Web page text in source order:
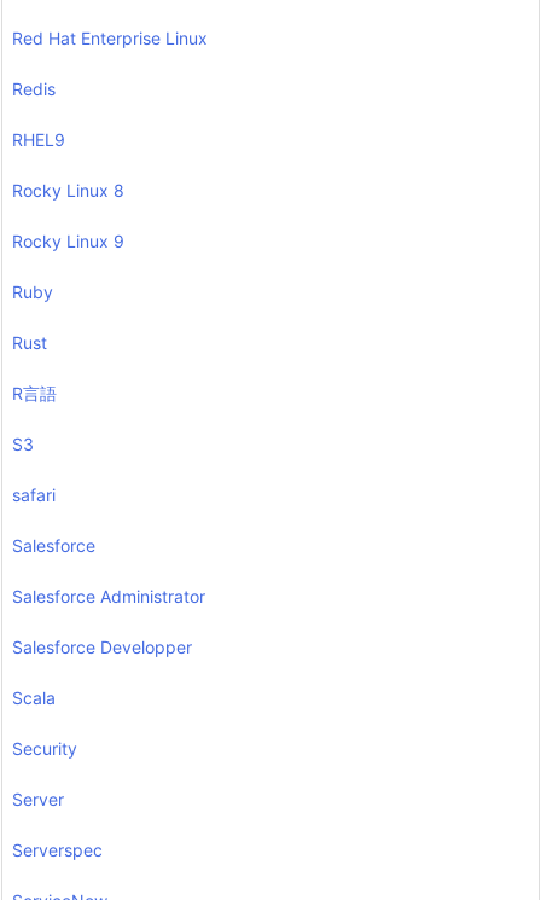
Red Hat Enterprise Linux
Redis
RHEL9
Rocky Linux 8
Rocky Linux 9
Ruby
Rust
R言語
S3
safari
Salesforce
Salesforce Administrator
Salesforce Developper
Scala
Security
Server
Serverspec